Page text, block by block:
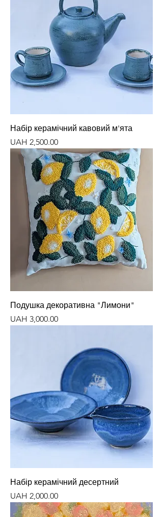
Набір керамічний кавовий м'ята
Price
UAH 2,500.00
Подушка декоративна "Лимони"
Price
UAH 3,000.00
Набір керамічний десертний
Price
UAH 2,000.00